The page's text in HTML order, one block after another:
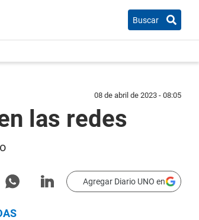
Buscar
08 de abril de 2023 - 08:05
las redes
Agregar Diario UNO en